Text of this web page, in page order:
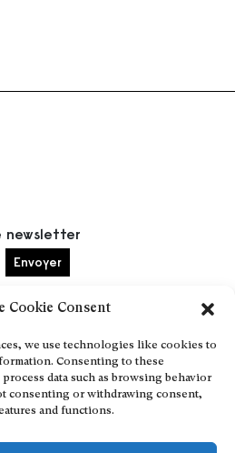
Cookie Consent
we use technologies like cookies to
Consenting to these
data such as browsing behavior
consenting or withdrawing consent,
and functions.
Youtube
newsletter